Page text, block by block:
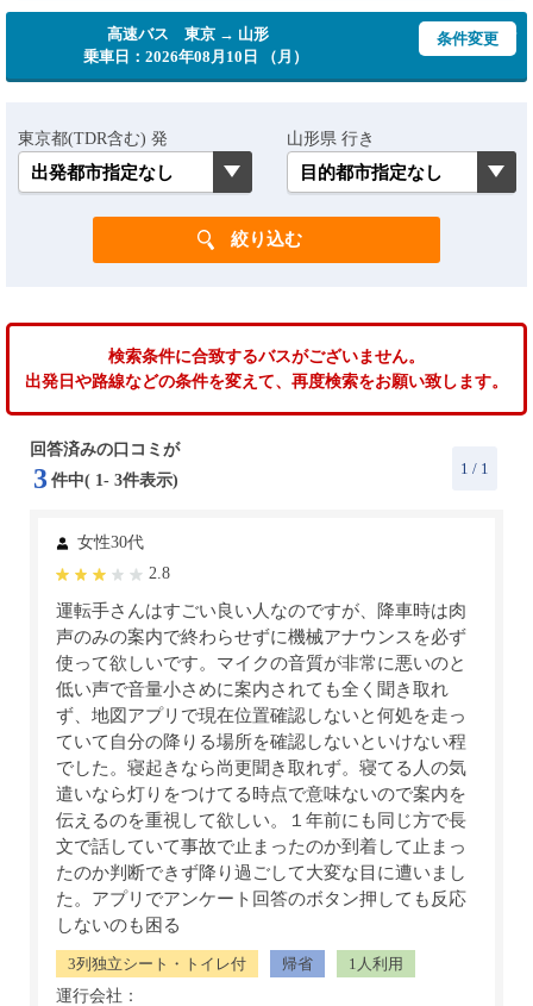
高速バス 東京 → 山形
乗車日：2026年08月10日 （月）
条件変更
東京都(TDR含む) 発 山形県 行き
検索条件に合致するバスがございません。
出発日や路線などの条件を変えて、再度検索をお願い致します。
回答済みの口コミが
3 件中( 1- 3件表示)
1 / 1
女性30代
2.8
運転手さんはすごい良い人なのですが、降車時は肉
声のみの案内で終わらせずに機械アナウンスを必ず
使って欲しいです。マイクの音質が非常に悪いのと
低い声で音量小さめに案内されても全く聞き取れ
ず、地図アプリで現在位置確認しないと何処を走っ
ていて自分の降りる場所を確認しないといけない程
でした。寝起きなら尚更聞き取れず。寝てる人の気
遣いなら灯りをつけてる時点で意味ないので案内を
伝えるのを重視して欲しい。１年前にも同じ方で長
文で話していて事故で止まったのか到着して止まっ
たのか判断できず降り過ごして大変な目に遭いまし
た。アプリでアンケート回答のボタン押しても反応
しないのも困る
3列独立シート・トイレ付 帰省
1人利用
運行会社：